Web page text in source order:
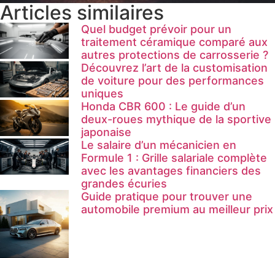
Articles similaires
Quel budget prévoir pour un
traitement céramique comparé aux
autres protections de carrosserie ?
Découvrez l’art de la customisation
de voiture pour des performances
uniques
Honda CBR 600 : Le guide d’un
deux-roues mythique de la sportive
japonaise
Le salaire d’un mécanicien en
Formule 1 : Grille salariale complète
avec les avantages financiers des
grandes écuries
Guide pratique pour trouver une
automobile premium au meilleur prix